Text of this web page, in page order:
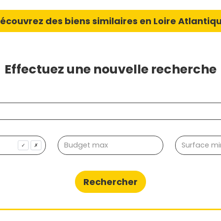
des biens similaires en Loire
Effectuez une nouvelle recherche
✓ ✗
Rechercher